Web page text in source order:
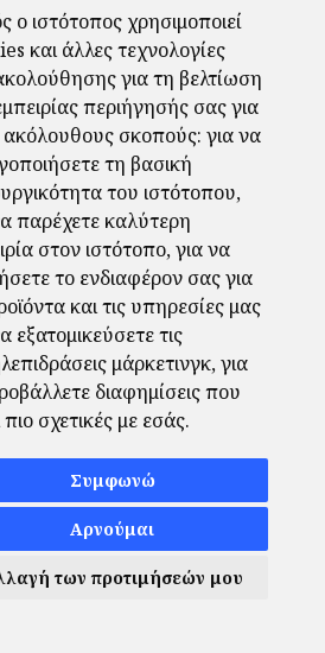
ο ιστότοπος χρησιμοποιεί
και άλλες τεχνολογίες
για τη βελτίωση
περιήγησής σας για
ακόλουθους σκοπούς: για να
τη βασική
του ιστότοπου,
παρέχετε καλύτερη
στον ιστότοπο,για να
το ενδιαφέρον σας για
και τις υπηρεσίες μας
εξατομικεύσετε τις
μάρκετινγκ,για
διαφημίσεις που
πιο σχετικές με εσάς.
Συμφωνώ
Αρνούμαι
των προτιμήσεών μου
χαβίτο
χάρι πότερ
|Όροι Χρήσης
προτιμήσεων cookies
All Rights Reserved